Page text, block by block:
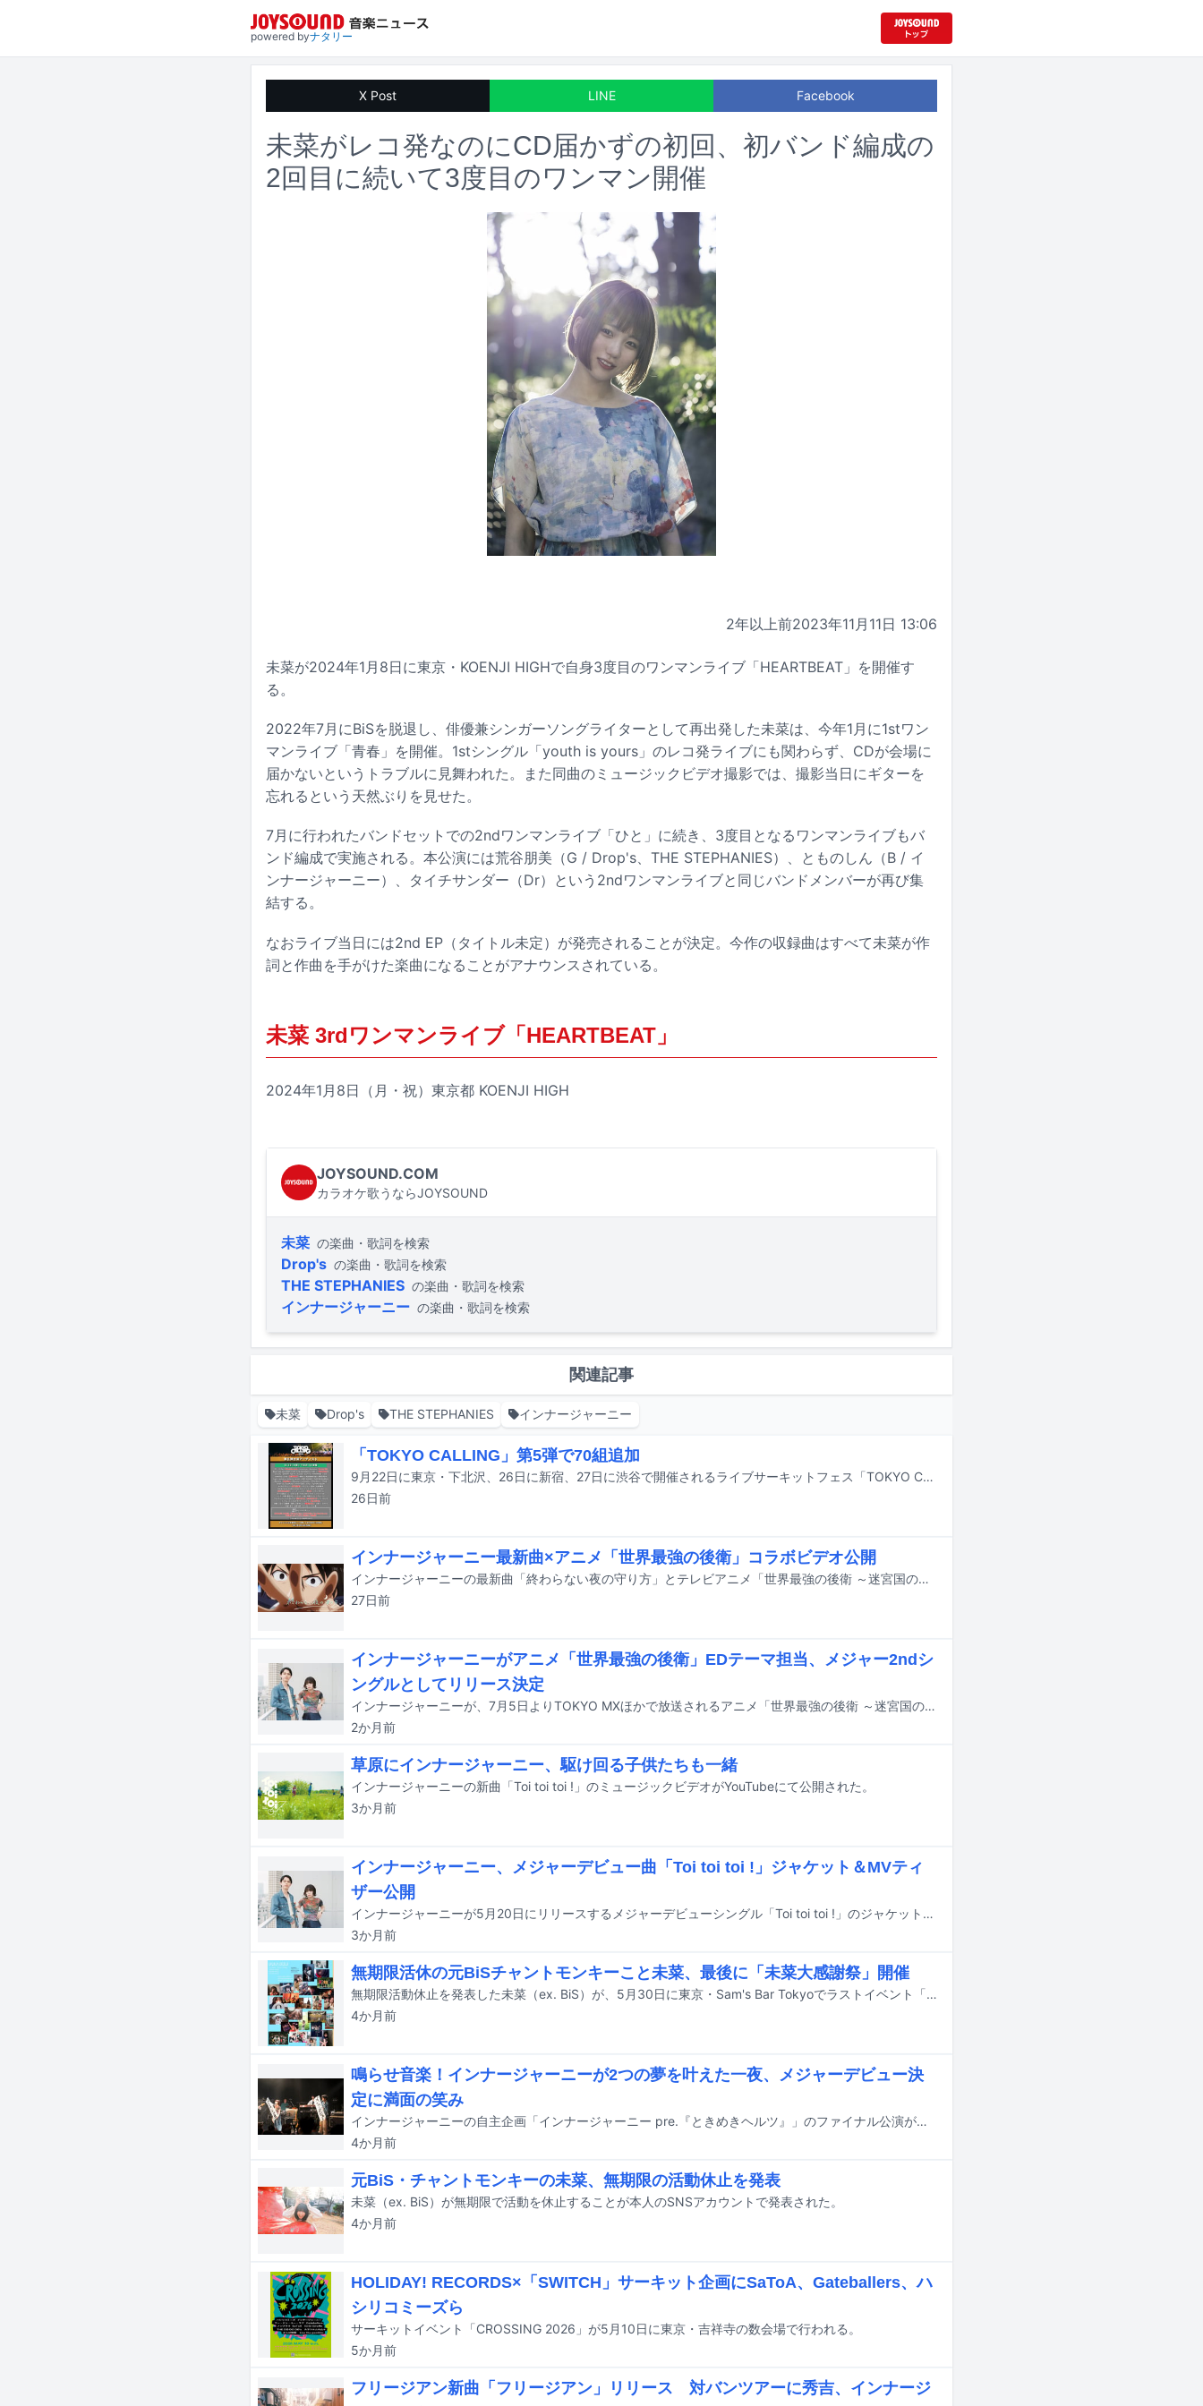
powered byナタリー
X Post LINE Facebook
未菜がレコ発なのにCD届かずの初回、初バンド編成の
2回目に続いて3度目のワンマン開催
2年以上前2023年11月11日 13:06
未菜が2024年1月8日に東京・KOENJI HIGHで自身3度目のワンマンライブ「HEARTBEAT」を開催す
る。
2022年7月にBiSを脱退し、俳優兼シンガーソングライターとして再出発した未菜は、今年1月に1stワン
マンライブ「青春」を開催。1stシングル「youth is yours」のレコ発ライブにも関わらず、CDが会場に
届かないというトラブルに見舞われた。また同曲のミュージックビデオ撮影では、撮影当日にギターを
忘れるという天然ぶりを見せた。
7月に行われたバンドセットでの2ndワンマンライブ「ひと」に続き、3度目となるワンマンライブもバ
ンド編成で実施される。本公演には荒谷朋美（G / Drop's、THE STEPHANIES）、とものしん（B / イ
ンナージャーニー）、タイチサンダー（Dr）という2ndワンマンライブと同じバンドメンバーが再び集
結する。
なおライブ当日には2nd EP（タイトル未定）が発売されることが決定。今作の収録曲はすべて未菜が作
詞と作曲を手がけた楽曲になることがアナウンスされている。
未菜 3rdワンマンライブ「HEARTBEAT」
2024年1月8日（月・祝）東京都 KOENJI HIGH
JOYSOUND.COM
カラオケ歌うならJOYSOUND
未菜 の楽曲・歌詞を検索
Drop's の楽曲・歌詞を検索
THE STEPHANIES の楽曲・歌詞を検索
インナージャーニー の楽曲・歌詞を検索
関連記事
未菜 Drop's THE STEPHANIES インナージャーニー
「TOKYO CALLING」第5弾で70組追加
9月22日に東京・下北沢、26日に新宿、27日に渋谷で開催されるライブサーキットフェス「TOKYO CALLING 2026」の第5弾出演アーティストおよび出演エリアが発表された。
26日前
インナージャーニー最新曲×アニメ「世界最強の後衛」コラボビデオ公開
インナージャーニーの最新曲「終わらない夜の守り方」とテレビアニメ「世界最強の後衛 ～迷宮国の新人探索者～」のコラボレーションビデオがYouTubeで公開された。
27日前
インナージャーニーがアニメ「世界最強の後衛」EDテーマ担当、メジャー2ndシ
ングルとしてリリース決定
インナージャーニーが、7月5日よりTOKYO MXほかで放送されるアニメ「世界最強の後衛 ～迷宮国の新人探索者～」のエンディングテーマを担当する。
2か月前
草原にインナージャーニー、駆け回る子供たちも一緒
インナージャーニーの新曲「Toi toi toi !」のミュージックビデオがYouTubeにて公開された。
3か月前
インナージャーニー、メジャーデビュー曲「Toi toi toi !」ジャケット＆MVティ
ザー公開
インナージャーニーが5月20日にリリースするメジャーデビューシングル「Toi toi toi !」のジャケット写真が公開された。
3か月前
無期限活休の元BiSチャントモンキーこと未菜、最後に「未菜大感謝祭」開催
無期限活動休止を発表した未菜（ex. BiS）が、5月30日に東京・Sam's Bar Tokyoでラストイベント「未菜大感謝祭」を開催することが決定した。
4か月前
鳴らせ音楽！インナージャーニーが2つの夢を叶えた一夜、メジャーデビュー決
定に満面の笑み
インナージャーニーの自主企画「インナージャーニー pre.『ときめきヘルツ』」のファイナル公演が本日4月9日に東京・WWWで開催された。
4か月前
元BiS・チャントモンキーの未菜、無期限の活動休止を発表
未菜（ex. BiS）が無期限で活動を休止することが本人のSNSアカウントで発表された。
4か月前
HOLIDAY! RECORDS×「SWITCH」サーキット企画にSaToA、Gateballers、ハ
シリコミーズら
サーキットイベント「CROSSING 2026」が5月10日に東京・吉祥寺の数会場で行われる。
5か月前
フリージアン新曲「フリージアン」リリース 対バンツアーに秀吉、インナージ